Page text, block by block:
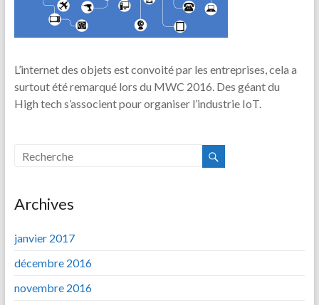
L’internet des objets est convoité par les entreprises, cela a
surtout été remarqué lors du MWC 2016. Des géant du
High tech s’associent pour organiser l’industrie IoT.
Archives
janvier 2017
décembre 2016
novembre 2016